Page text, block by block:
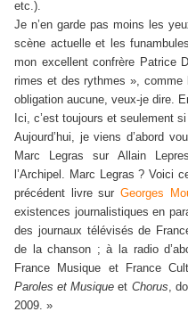
etc.).
Je n’en garde pas moins les
scène actuelle et les
mon excellent confrère Patrice
rimes et des rythmes », comme
obligation aucune, veux-je dire.
Ici, c’est toujours et seulement
Aujourd’hui, je viens d’abord
Marc Legras sur Allain
l’Archipel. Marc Legras ? Voici
précédent livre sur Georges
existences journalistiques en
des journaux télévisés de
de la chanson ; à la radio
France Musique et France
Paroles et Musique et Chorus,
2009. »